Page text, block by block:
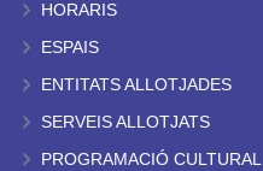
HORARIS
ESPAIS
ENTITATS ALLOTJADES
SERVEIS ALLOTJATS
PROGRAMACIÓ CULTURAL